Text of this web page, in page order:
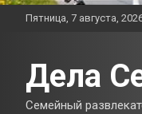
Пятница, 7 августа,
Дела
Семейный